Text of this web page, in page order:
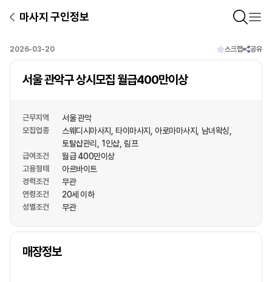
마사지 구인정보
2026-03-20 스크랩 공유
서울 관악구 상시모집 월급400만이상
근무지역 서울 관악
모집업종 스웨디시마사지 타이마사지 아로마마사지
남녀왁싱
토탈샵관리
1인샵 림프
급여조건 월급 400만이상
고용형태 아르바이트
경력조건 무관
연령조건 20세 이하
성별조건 무관
매장정보
상호명